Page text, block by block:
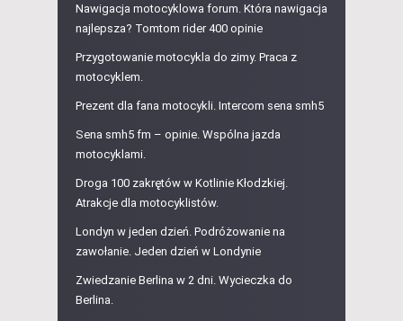
Nawigacja motocyklowa forum. Która nawigacja
najlepsza? Tomtom rider 400 opinie
Przygotowanie motocykla do zimy. Praca z
motocyklem.
Prezent dla fana motocykli. Intercom sena smh5
Sena smh5 fm – opinie. Wspólna jazda
motocyklami.
Droga 100 zakrętów w Kotlinie Kłodzkiej.
Atrakcje dla motocyklistów.
Londyn w jeden dzień. Podróżowanie na
zawołanie. Jeden dzień w Londynie
Zwiedzanie Berlina w 2 dni. Wycieczka do
Berlina.